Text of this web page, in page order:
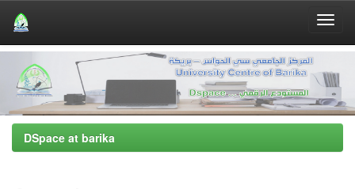
navigation
DSpace at barika